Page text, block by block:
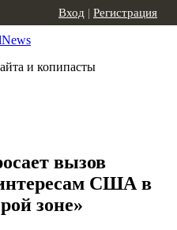
и копипасты
Вход | Регистрация
вызов
США в
зоне»